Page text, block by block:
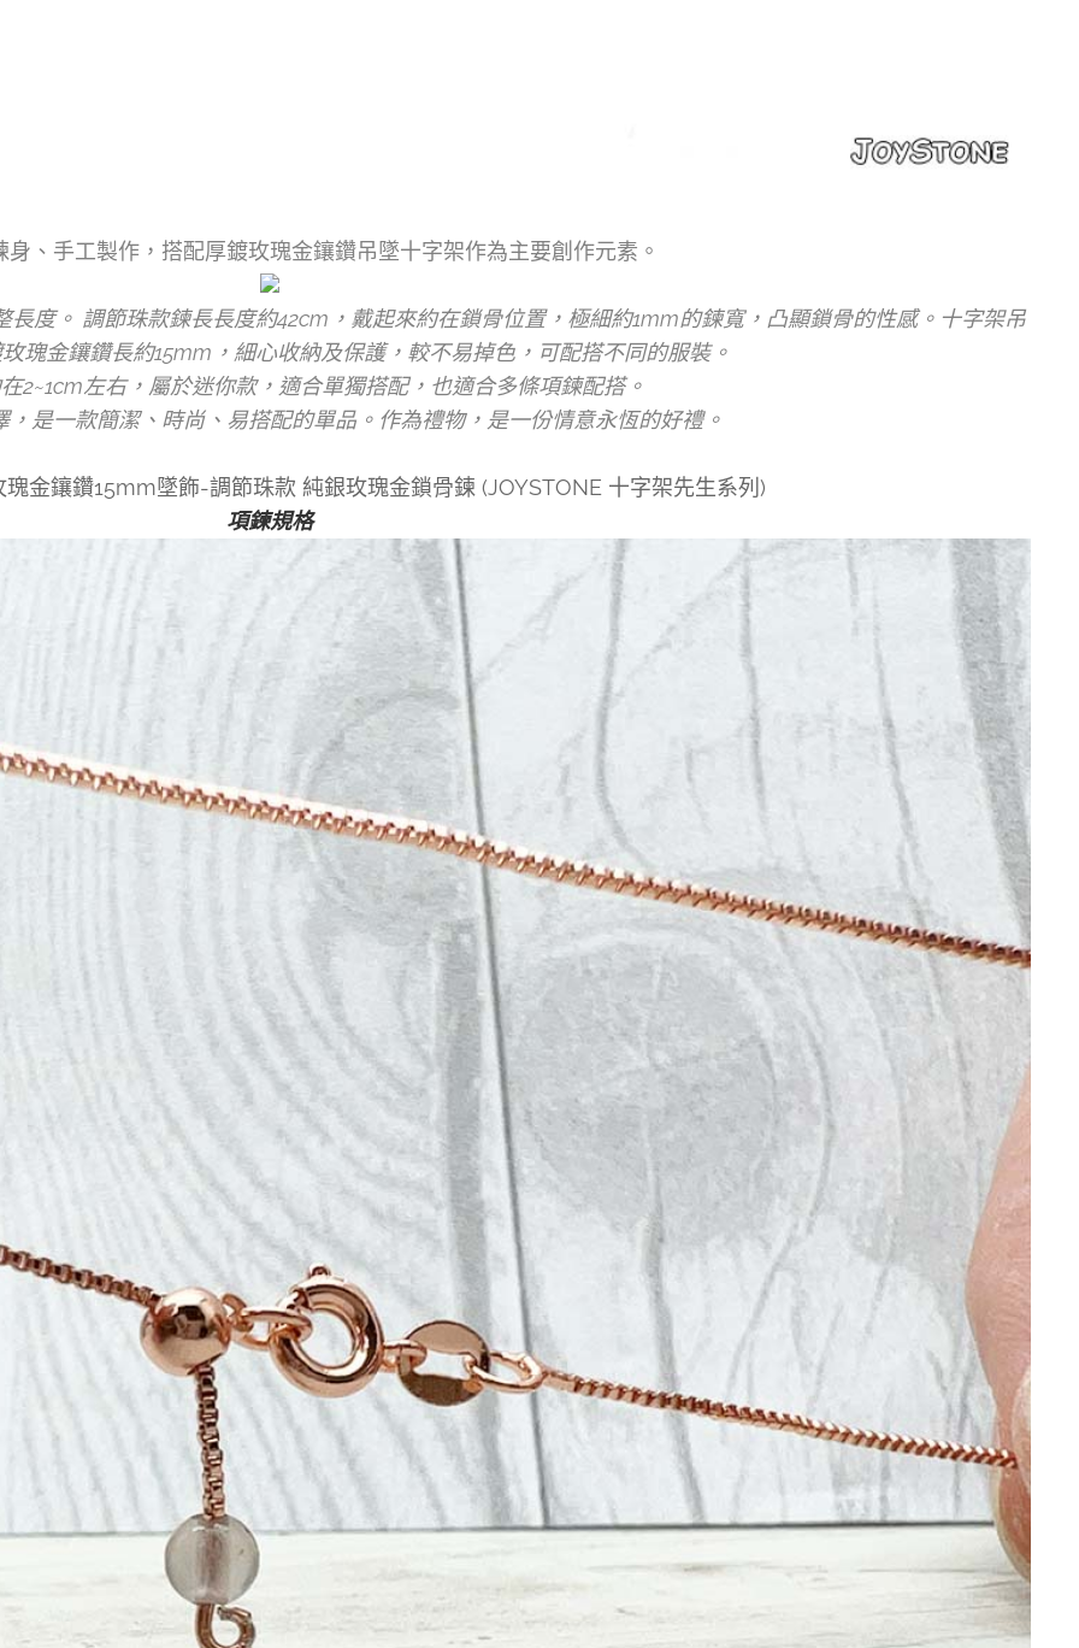
身、手工製作，搭配厚鍍玫瑰金鑲鑽吊墜十字架作為主要創作元素。
度。 調節珠款鍊長長度約42cm，戴起來約在鎖骨位置，極細約1mm的鍊寬，凸顯鎖骨的性感。十字架吊
瑰金鑲鑽長約15mm，細心收納及保護，較不易掉色，可配搭不同的服裝。
2~1cm左右，屬於迷你款，適合單獨搭配，也適合多條項鍊配搭。
是一款簡潔、時尚、易搭配的單品。作為禮物，是一份情意永恆的好禮。
金鑲鑽15mm墜飾-調節珠款 純銀玫瑰金鎖骨鍊 (JOYSTONE 十字架先生系列)
項鍊規格